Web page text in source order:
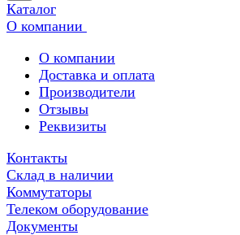
Каталог
О компании
О компании
Доставка и оплата
Производители
Отзывы
Реквизиты
Контакты
Склад в наличии
Коммутаторы
Телеком оборудование
Документы